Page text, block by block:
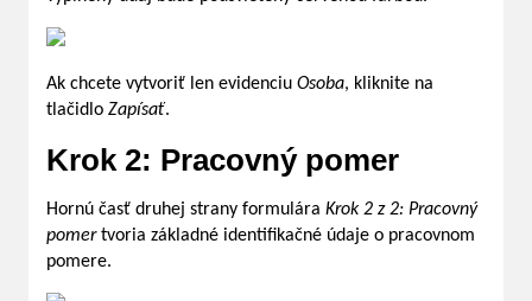
Ak chcete vytvoriť len evidenciu Osoba, kliknite na
tlačidlo Zapísať.
Krok 2: Pracovný pomer
Hornú časť druhej strany formulára Krok 2 z 2: Pracovný
pomertvoria základné identifikačné údaje o pracovnom
pomere.